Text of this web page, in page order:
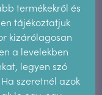
termékekről és
tájékoztatjuk
kizárólagosan
a levelekben
legyen szó
szeretnél azok